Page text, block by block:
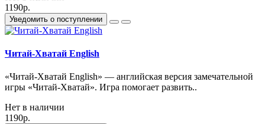
1190р.
Уведомить о поступлении
Читай-Хватай English
«Читай-Хватай English» — английская версия замечательной
игры «Читай-Хватай». Игра помогает развить..
Нет в наличии
1190р.